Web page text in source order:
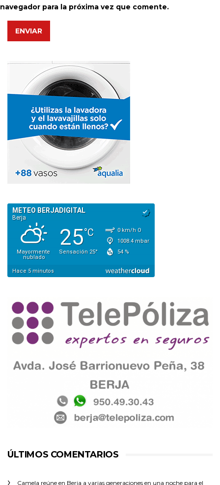
navegador para la próxima vez que comente.
ENVIAR
ÚLTIMOS COMENTARIOS
Camela reúne en Berja a varias generaciones en una noche para el